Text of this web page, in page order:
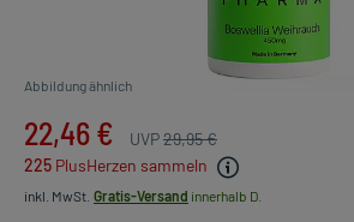
Abbildung ähnlich
22,46 € UVP29,95 €
225 PlusHerzen sammeln
inkl. MwSt. Gratis-Versand innerhalb D.